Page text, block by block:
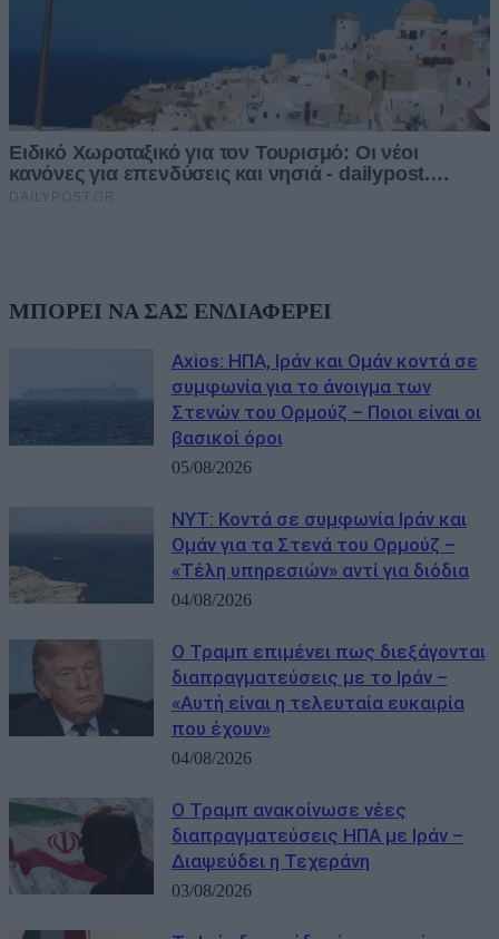
ΜΠΟΡΕΙ ΝΑ ΣΑΣ ΕΝΔΙΑΦΕΡΕΙ
Axios: ΗΠΑ, Ιράν και Ομάν κοντά σε
συμφωνία για το άνοιγμα των
Στενών του Ορμούζ – Ποιοι είναι οι
βασικοί όροι
05/08/2026
NYT: Κοντά σε συμφωνία Ιράν και
Ομάν για τα Στενά του Ορμούζ –
«Τέλη υπηρεσιών» αντί για διόδια
04/08/2026
Ο Τραμπ επιμένει πως διεξάγονται
διαπραγματεύσεις με το Ιράν –
«Αυτή είναι η τελευταία ευκαιρία
που έχουν»
04/08/2026
Ο Τραμπ ανακοίνωσε νέες
διαπραγματεύσεις ΗΠΑ με Ιράν –
Διαψεύδει η Τεχεράνη
03/08/2026